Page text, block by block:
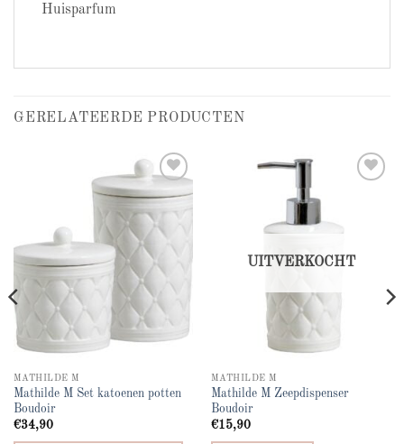
Huisparfum
GERELATEERDE PRODUCTEN
Add to
MATHILDE M
Mathilde M Set katoenen potten
Boudoir
€34,90
UITVERKOCHT
MATHILDE M
Mathilde M Zeepdispenser
Boudoir
€15,90